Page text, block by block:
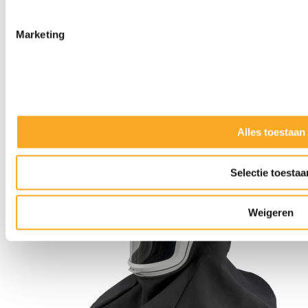
Marketing
Alles toestaan
Selectie
Weigeren
Slijpkappen